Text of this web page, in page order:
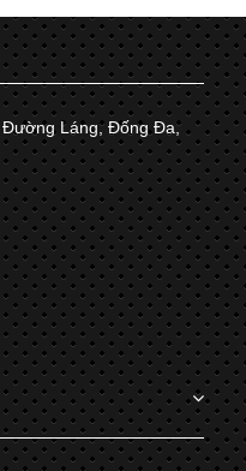
Đường Láng, Đống Đa,